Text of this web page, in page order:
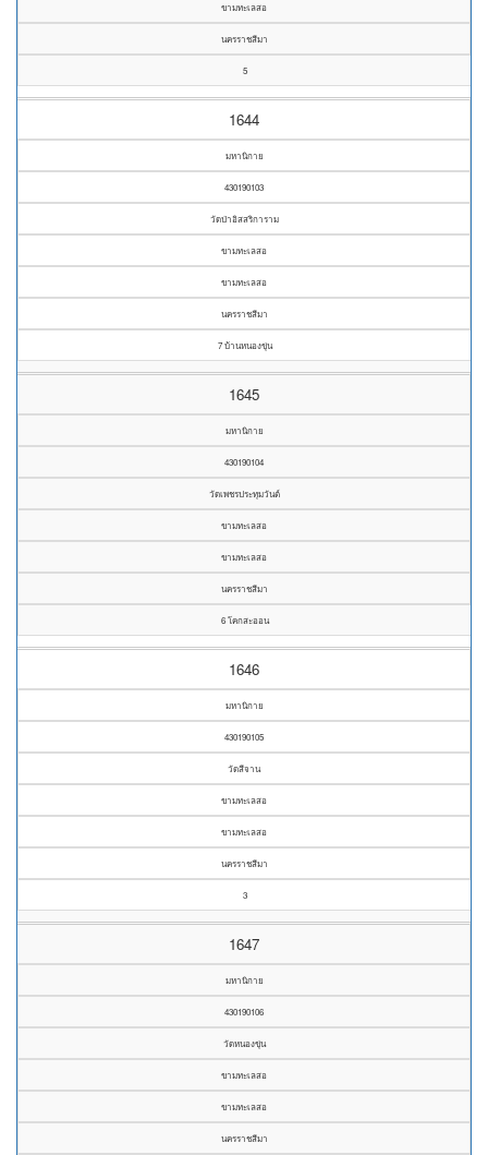
ขามทะเลสอ
นครราชสีมา
5
1644
มหานิกาย
430190103
วัดป่าอิสสริการาม
ขามทะเลสอ
ขามทะเลสอ
นครราชสีมา
7 บ้านหนองขุ่น
1645
มหานิกาย
430190104
วัดเพชรประทุมวันต์
ขามทะเลสอ
ขามทะเลสอ
นครราชสีมา
6 โคกสะออน
1646
มหานิกาย
430190105
วัดสีจาน
ขามทะเลสอ
ขามทะเลสอ
นครราชสีมา
3
1647
มหานิกาย
430190106
วัดหนองขุ่น
ขามทะเลสอ
ขามทะเลสอ
นครราชสีมา